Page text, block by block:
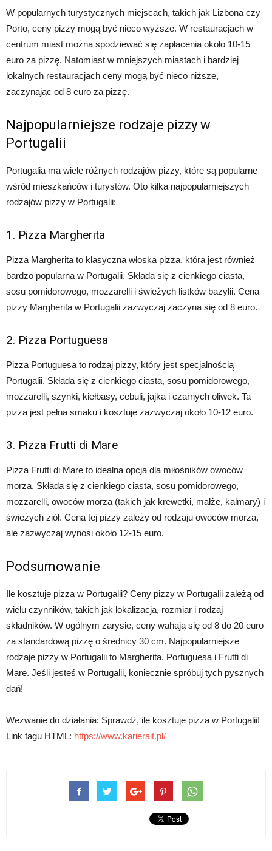
W popularnych turystycznych miejscach, takich jak Lizbona czy
Porto, ceny pizzy mogą być nieco wyższe. W restauracjach w
centrum miast można spodziewać się zapłacenia około 10-15
euro za pizzę. Natomiast w mniejszych miastach i bardziej
lokalnych restauracjach ceny mogą być nieco niższe,
zaczynając od 8 euro za pizzę.
Najpopularniejsze rodzaje pizzy w
Portugalii
Portugalia ma wiele różnych rodzajów pizzy, które są popularne
wśród mieszkańców i turystów. Oto kilka najpopularniejszych
rodzajów pizzy w Portugalii:
1. Pizza Margherita
Pizza Margherita to klasyczna włoska pizza, która jest również
bardzo popularna w Portugalii. Składa się z cienkiego ciasta,
sosu pomidorowego, mozzarelli i świeżych listków bazylii. Cena
pizzy Margherita w Portugalii zazwyczaj zaczyna się od 8 euro.
2. Pizza Portuguesa
Pizza Portuguesa to rodzaj pizzy, który jest specjalnością
Portugalii. Składa się z cienkiego ciasta, sosu pomidorowego,
mozzarelli, szynki, kiełbasy, cebuli, jajka i czarnych oliwek. Ta
pizza jest pełna smaku i kosztuje zazwyczaj około 10-12 euro.
3. Pizza Frutti di Mare
Pizza Frutti di Mare to idealna opcja dla miłośników owoców
morza. Składa się z cienkiego ciasta, sosu pomidorowego,
mozzarelli, owoców morza (takich jak krewetki, małże, kalmary) i
świeżych ziół. Cena tej pizzy zależy od rodzaju owoców morza,
ale zazwyczaj wynosi około 12-15 euro.
Podsumowanie
Ile kosztuje pizza w Portugalii? Ceny pizzy w Portugalii zależą od
wielu czynników, takich jak lokalizacja, rozmiar i rodzaj
składników. W ogólnym zarysie, ceny wahają się od 8 do 20 euro
za standardową pizzę o średnicy 30 cm. Najpopularniejsze
rodzaje pizzy w Portugalii to Margherita, Portuguesa i Frutti di
Mare. Jeśli jesteś w Portugalii, koniecznie spróbuj tych pysznych
dań!
Wezwanie do działania: Sprawdź, ile kosztuje pizza w Portugalii!
Link tagu HTML: https://www.karierait.pl/